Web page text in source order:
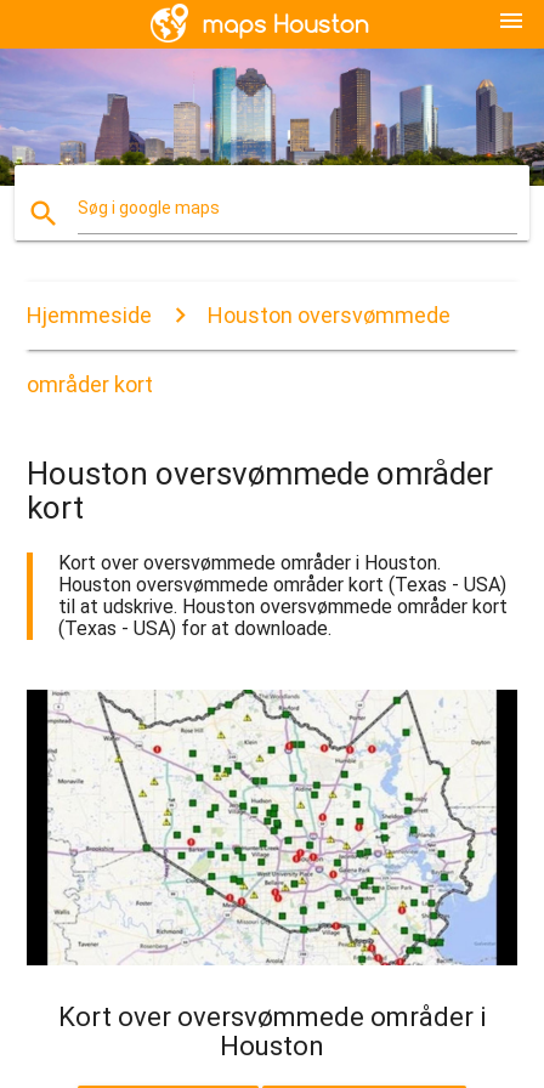
menu
search Søg i google maps
Hjemmeside Houston oversvømmede
områder kort
Houston oversvømmede områder
kort
Kort over oversvømmede områder i Houston.
Houston oversvømmede områder kort (Texas - USA)
til at udskrive. Houston oversvømmede områder kort
(Texas - USA) for at downloade.
Kort over oversvømmede områder i
Houston